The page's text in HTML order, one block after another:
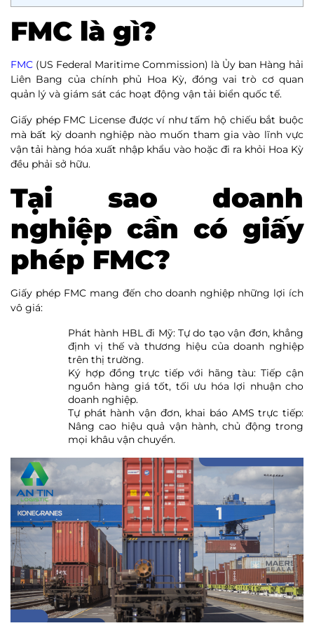
FMC là gì?
FMC (US Federal Maritime Commission) là Ủy ban Hàng hải
Liên Bang của chính phủ Hoa Kỳ, đóng vai trò cơ quan
quản lý và giám sát các hoạt động vận tải biển quốc tế.
Giấy phép FMC License được ví như tấm hộ chiếu bắt buộc
mà bất kỳ doanh nghiệp nào muốn tham gia vào lĩnh vực
vận tải hàng hóa xuất nhập khẩu vào hoặc đi ra khỏi Hoa Kỳ
đều phải sở hữu.
Tại sao doanh
nghiệp cần có giấy
phép FMC?
Giấy phép FMC mang đến cho doanh nghiệp những lợi ích
vô giá:
Phát hành HBL đi Mỹ: Tự do tạo vận đơn, khẳng
định vị thế và thương hiệu của doanh nghiệp
trên thị trường.
Ký hợp đồng trực tiếp với hãng tàu: Tiếp cận
nguồn hàng giá tốt, tối ưu hóa lợi nhuận cho
doanh nghiệp.
Tự phát hành vận đơn, khai báo AMS trực tiếp:
Nâng cao hiệu quả vận hành, chủ động trong
mọi khâu vận chuyển.